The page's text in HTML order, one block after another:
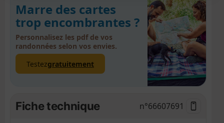
Marre des cartes
trop encombrantes ?
Personnalisez les pdf de vos
randonnées selon vos envies.
Testezgratuitement
Fiche technique n°66607691